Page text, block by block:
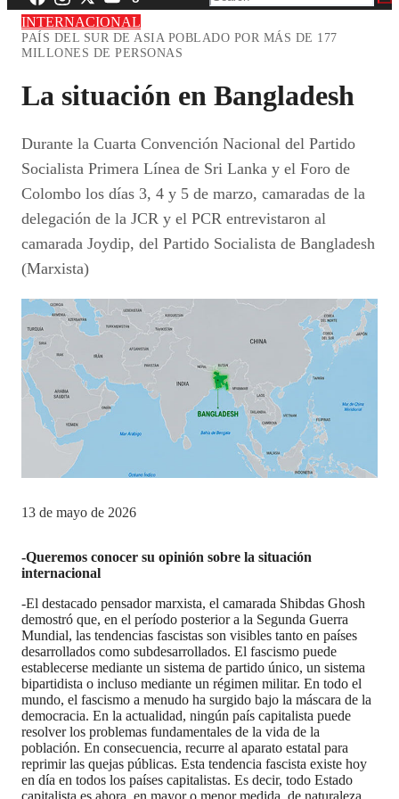
INTERNACIONAL
PAÍS DEL SUR DE ASIA POBLADO POR MÁS DE 177
MILLONES DE PERSONAS
La situación en Bangladesh
Durante la Cuarta Convención Nacional del Partido
Socialista Primera Línea de Sri Lanka y el Foro de
Colombo los días 3, 4 y 5 de marzo, camaradas de la
delegación de la JCR y el PCR entrevistaron al
camarada Joydip, del Partido Socialista de Bangladesh
(Marxista)
13 de mayo de 2026
-Queremos conocer su opinión sobre la situación
internacional
-El destacado pensador marxista, el camarada Shibdas Ghosh
demostró que, en el período posterior a la Segunda Guerra
Mundial, las tendencias fascistas son visibles tanto en países
desarrollados como subdesarrollados. El fascismo puede
establecerse mediante un sistema de partido único, un sistema
bipartidista o incluso mediante un régimen militar. En todo el
mundo, el fascismo a menudo ha surgido bajo la máscara de la
democracia. En la actualidad, ningún país capitalista puede
resolver los problemas fundamentales de la vida de la
población. En consecuencia, recurre al aparato estatal para
reprimir las quejas públicas. Esta tendencia fascista existe hoy
en día en todos los países capitalistas. Es decir, todo Estado
capitalista es ahora, en mayor o menor medida, de naturaleza